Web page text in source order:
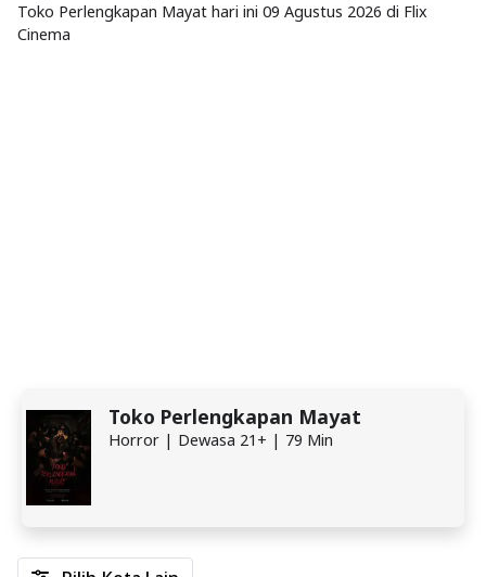
Toko Perlengkapan Mayat hari ini 09 Agustus 2026 di Flix
Cinema
Toko Perlengkapan Mayat
Horror | Dewasa 21+ | 79 Min